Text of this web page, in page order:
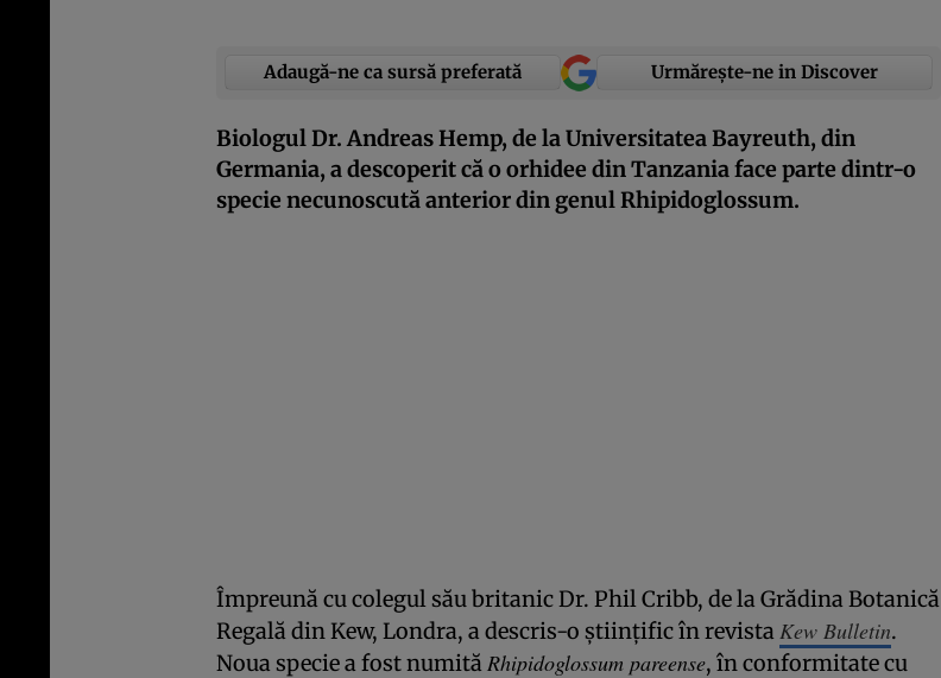
Adaugă-ne ca sursă preferată Urmărește-ne in Discover
Biologul Dr. Andreas Hemp, de la Universitatea Bayreuth, din
Germania, a descoperit că o orhidee din Tanzania face parte dintr-o
specie necunoscută anterior din genul Rhipidoglossum.
Împreună cu colegul său britanic Dr. Phil Cribb, de la Grădina Botanică
Regală din Kew, Londra, a descris-o științific în revistaKew Bulletin.
Noua specie a fost numităRhipidoglossum pareense, în conformitate cu